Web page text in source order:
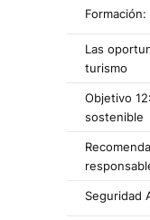
Las
turismo
Objetivo
sostenible
Seguridad